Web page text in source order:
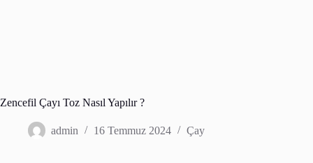
Zencefil Çayı Toz Nasıl Yapılır ?
admin 16 Temmuz 2024 Çay